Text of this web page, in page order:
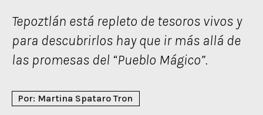
Tepoztlán está repleto de tesoros vivos y
para descubrirlos hay que ir más allá de
las promesas del “Pueblo Mágico”.
Por: Martina Spataro Tron